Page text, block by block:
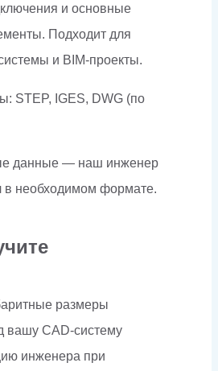
и основные
Подходит для
и BIM-проекты.
STEP, IGES, DWG (по
данные — наш инженер
в необходимом формате.
размеры
вашу CAD-систему
инженера при